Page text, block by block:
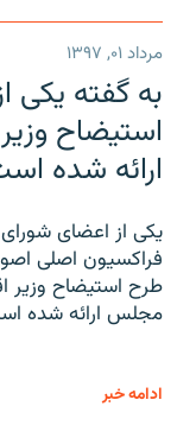
مرداد ۰۱, ۱۳۹۷
به گفته یکی
استیضاح
ارائه شده
یکی از اعضای
فراکسیون اصلی
مجلس ارائه شده
ادامه خبر